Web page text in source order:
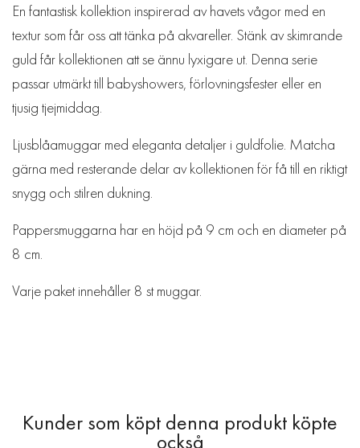
En fantastisk kollektion inspirerad av havets vågor med en
textur som får oss att tänka på akvareller. Stänk av skimrande
guld får kollektionen att se ännu lyxigare ut. Denna serie
passar utmärkt till babyshowers, förlovningsfester eller en
tjusig tjejmiddag.
Ljusblåamuggar med eleganta detaljer i guldfolie. Matcha
gärna med resterande delar av kollektionen för få till en riktigt
snygg och stilren dukning.
Pappersmuggarna har en höjd på 9 cm och en diameter på
8 cm.
Varje paket innehåller 8 st muggar.